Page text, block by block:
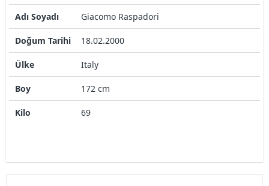
Adı Soyadı Giacomo Raspadori
Doğum Tarihi 18.02.2000
Ülke Italy
Boy 172 cm
Kilo 69